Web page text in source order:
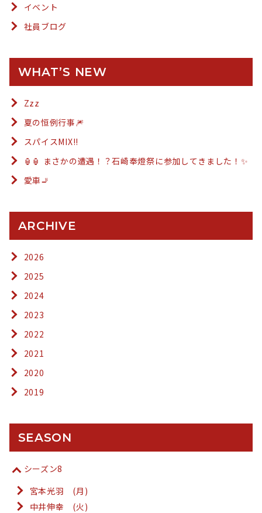
イベント
社員ブログ
WHAT’S NEW
Zzz
夏の恒例行事🎆
スパイスMIX!!
🏮🏮 まさかの遭遇！？石崎奉燈祭に参加してきました！✨
愛車🚬
ARCHIVE
2026
2025
2024
2023
2022
2021
2020
2019
SEASON
シーズン8
宮本光羽 (月)
中井伸幸 (火)